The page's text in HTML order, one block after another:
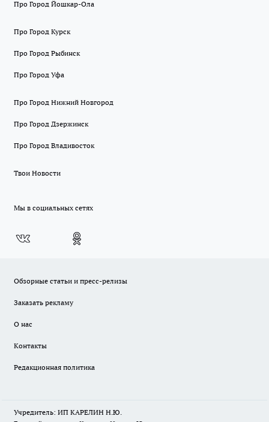
Про Город Йошкар-Ола
Про Город Курск
Про Город Рыбинск
Про Город Уфа
Про Город Нижний Новгород
Про Город Дзержинск
Про Город Владивосток
Твои Новости
Мы в социальных сетях
Обзорные статьи и пресс-релизы
Заказать рекламу
О нас
Контакты
Редакционная политика
Учредитель: ИП КАРЕЛИН Н.Ю.